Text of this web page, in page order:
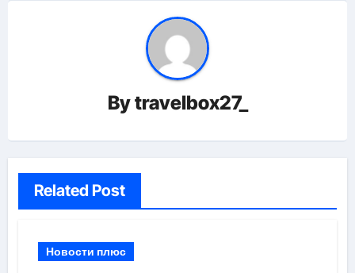
Bytravelbox27_
Related Post
Новости плюс